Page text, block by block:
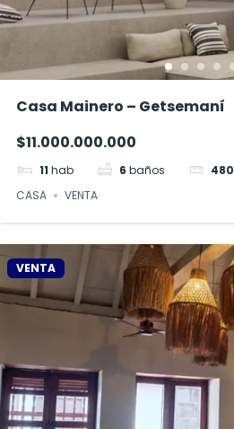
Casa Mainero – Getsemaní
$11.000.000.000
11 hab 6 baños 480
CASA
VENTA
VENTA